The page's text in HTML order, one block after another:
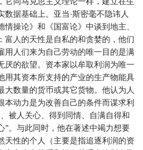
数据基础上。亚当·斯密毫不隐讳人
情操论》和《国富论》中谈到地主、
富人的天性是自私的和贪婪的，他们
用人们来为自己劳动的唯一目的是满
厌的欲望。资本家以牟取利润为唯一
用其资本所支持的产业的生产物能具
大数量的货币或其它货物。他认为人
本动力是为改善自己的条件而谋求利
被人关心、得到同情、自满自得和
”。与此同时，他在著述中竭力想要
天性的个人（主要是指追逐利润的资